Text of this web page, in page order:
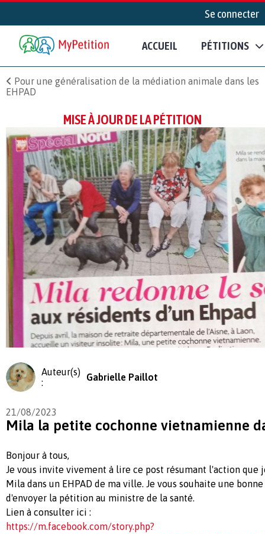
Se connecter
ACCUEIL PÉTITIONS
Pour une généralisation de la médiation animale dans les
EHPAD
MISE À JOUR DE LA PÉTITION
Auteur(s)
:
Gabrielle Paillot
21/08/2023
Mila la petite cochonne vietnamienne
Bonjour à tous,
Je vous invite vivement à lire ce post résumant l'action que
Mila dans un EHPAD de ma ville. Je vous souhaite une
d'envoyer la pétition au ministre de la santé.
Lien à consulter ici :
https://m.facebook.com/story.php?